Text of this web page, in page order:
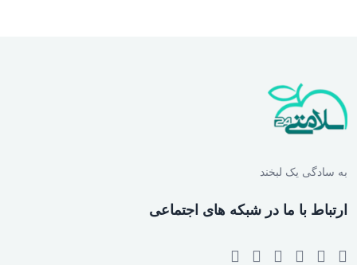
به سادگی یک لبخند
ارتباط با ما در شبکه های اجتماعی